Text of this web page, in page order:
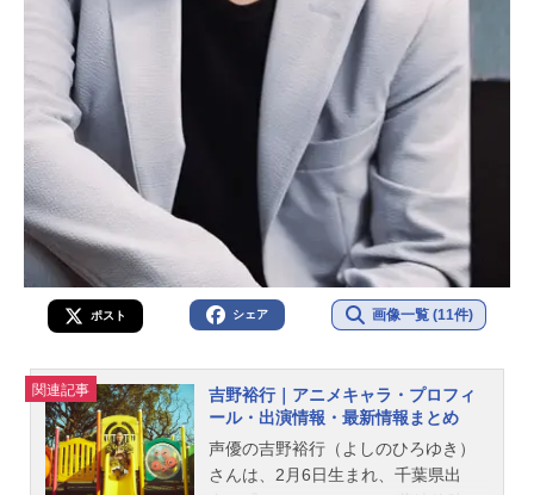
ポスト シェア 画像一覧 (11件)
関連記事
吉野裕行｜アニメキャラ・プロフィ
ール・出演情報・最新情報まとめ
声優の吉野裕行（よしのひろゆき）
さんは、2月6日生まれ、千葉県出